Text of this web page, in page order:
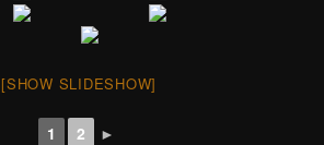
[SHOW SLIDESHOW]
1 2 ►